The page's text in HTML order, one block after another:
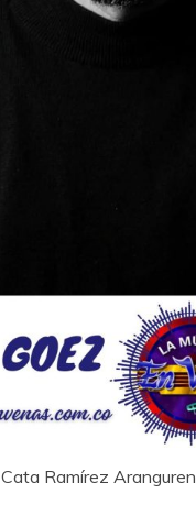
Cata Ramírez Aranguren